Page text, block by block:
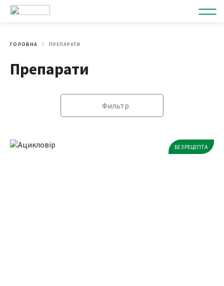
ГОЛОВНА ПРЕПАРАТИ
Препарати
Фильтр
БЕЗ РЕЦЕПТА